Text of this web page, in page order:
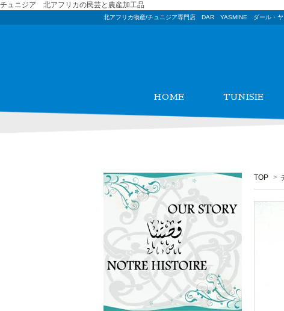
チュニジア 北アフリカの民芸と農産加工品
北アフリカ物産/チュニジア専門店 DAR YASMINE ダール・ヤ
HOME TUNISIE
TOP >